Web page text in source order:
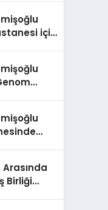
için
Birliği